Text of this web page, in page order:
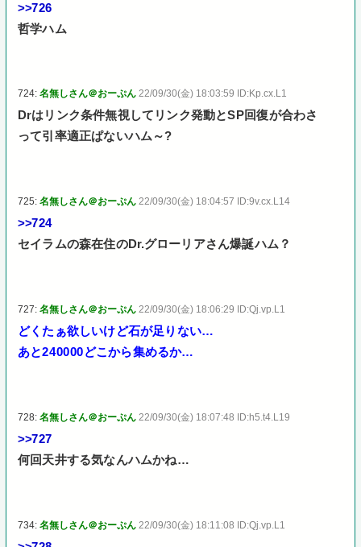
>>726
哲学ハム
724:名無しさん＠おーぷん 22/09/30(金) 18:03:59 ID:Kp.cx.L1
Drはリンク条件無視してリンク発動とSP回復が合わさ
って引率適正ぱないハム～?
725:名無しさん＠おーぷん 22/09/30(金) 18:04:57 ID:9v.cx.L14
>>724
セイラムの森在住のDr.グローリアさん爆誕ハム？
727:名無しさん＠おーぷん 22/09/30(金) 18:06:29 ID:Qj.vp.L1
どくたぁ欲しいけど石が足りない…
あと240000どこから集めるか…
728:名無しさん＠おーぷん 22/09/30(金) 18:07:48 ID:h5.t4.L19
>>727
何回天井する気なんハムかね…
734:名無しさん＠おーぷん 22/09/30(金) 18:11:08 ID:Qj.vp.L1